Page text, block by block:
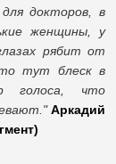
докторов, в
женщины, у
рябит от
тут блеск в
голоса, что
Аркадий